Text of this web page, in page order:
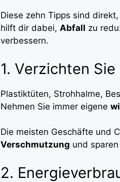
Diese zehn Tipps sind
hilft dir dabei, Abfall zu
verbessern.
1. Verzichten
Plastiktüten, Strohhalme,
Nehmen Sie immer eigene
Die meisten Geschäfte und
Verschmutzung und
2.